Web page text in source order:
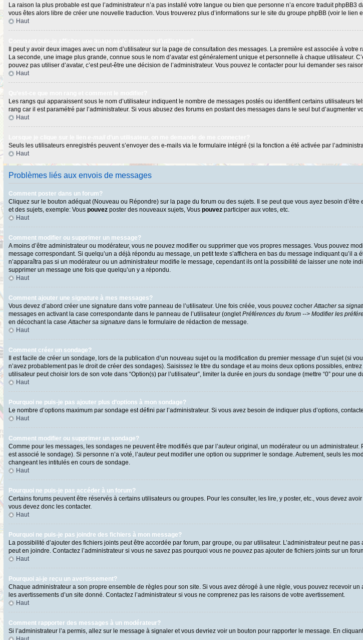
La raison la plus probable est que l’administrateur n’a pas installé votre langue ou bien que personne n’a encore traduit
vous êtes alors libre de créer une nouvelle traduction. Vous trouverez plus d’informations sur le site du groupe phpBB (voir le lien
Haut
Il peut y avoir deux images avec un nom d’utilisateur sur la page de consultation des messages. La première est associée à
La seconde, une image plus grande, connue sous le nom d’avatar est généralement unique et personnelle à chaque utilisateur.
pouvez pas utiliser d’avatar, c’est peut-être une décision de l’administrateur. Vous pouvez le contacter pour lui demander ses
Haut
Les rangs qui apparaissent sous le nom d’utilisateur indiquent le nombre de messages postés ou identifient certains utilisateurs
rang car il est paramétré par l’administrateur. Si vous abusez des forums en postant des messages dans le seul but
Haut
Seuls les utilisateurs enregistrés peuvent s’envoyer des e-mails via le formulaire intégré (si la fonction a été activée par
Haut
Problèmes liés aux envois de messages
Comment poster dans un forum?
Cliquez sur le bouton adéquat (Nouveau ou Répondre) sur la page du forum ou des sujets. Il se peut que vous ayez besoin
et des sujets, exemple: Vous pouvez poster des nouveaux sujets, Vous pouvez participer aux votes, etc.
Haut
Comment modifier ou supprimer un message?
A moins d’être administrateur ou modérateur, vous ne pouvez modifier ou supprimer que vos propres messages. Vous pouvez
message correspondant. Si quelqu’un a déjà répondu au message, un petit texte s’affichera en bas du message indiquant qu’il
n’apparaîtra pas si un modérateur ou un administrateur modifie le message, cependant ils ont la possibilité de laisser une note
supprimer un message une fois que quelqu’un y a répondu.
Haut
Comment ajouter une signature à mes messages?
Vous devez d’abord créer une signature dans votre panneau de l’utilisateur. Une fois créée, vous pouvez cocher Attacher sa
messages en activant la case correspondante dans le panneau de l’utilisateur (ongletPréférences du forum --> Modifier les
en décochant la case Attacher sa signature dans le formulaire de rédaction de message.
Haut
Comment créer un sondage?
Il est facile de créer un sondage, lors de la publication d’un nouveau sujet ou la modification du premier message d’un sujet (si
n’avez probablement pas le droit de créer des sondages). Saisissez le titre du sondage et au moins deux options possibles,
utilisateur peut choisir lors de son vote dans “Option(s) par l’utilisateur”, limiter la durée en jours du sondage (mettre “0” pour
Haut
Pourquoi ne puis-je pas ajouter plus d’options à mon sondage?
Le nombre d’options maximum par sondage est défini par l’administrateur. Si vous avez besoin de indiquer plus d’options,
Haut
Comment modifier ou supprimer un sondage?
Comme pour les messages, les sondages ne peuvent être modifiés que par l’auteur original, un modérateur ou un
est associé le sondage). Si personne n’a voté, l’auteur peut modifier une option ou supprimer le sondage. Autrement, seuls les
changeant les intitulés en cours de sondage.
Haut
Pourquoi ne puis-je pas accéder à un forum?
Certains forums peuvent être réservés à certains utilisateurs ou groupes. Pour les consulter, les lire, y poster, etc., vous devez
vous devez donc les contacter.
Haut
Pourquoi ne puis-je pas joindre des fichiers à mon message?
La possibilité d’ajouter des fichiers joints peut être accordée par forum, par groupe, ou par utilisateur. L’administrateur peut ne
peut en joindre. Contactez l’administrateur si vous ne savez pas pourquoi vous ne pouvez pas ajouter de fichiers joints sur un
Haut
Pourquoi ai-je reçu un avertissement?
Chaque administrateur a son propre ensemble de règles pour son site. Si vous avez dérogé à une règle, vous pouvez recevoir
les avertissements d’un site donné. Contactez l’administrateur si vous ne comprenez pas les raisons de votre avertissement.
Haut
Comment rapporter des messages à un modérateur?
Si l’administrateur l’a permis, allez sur le message à signaler et vous devriez voir un bouton pour rapporter le message. En